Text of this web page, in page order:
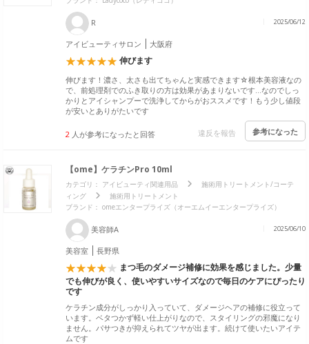
R 2025/06/12
アイビューティサロン 大阪府
伸びます
伸びます！濃さ、太さも出てちゃんと実感できます☆根本美容液なの
で、前処理剤でのふき取りの方は効果があまりないです…なのでしっ
かりとアイシャンプーで洗浄してからがおススメです！もう少し値段
が安いとありがたいです
2 人が参考になったと回答 違反を報告 参考になった
【ome】ケラチンPro 10ml
カテゴリ： アイビューティ関連用品
施術用トリートメント/コーテ
ィング
施術用トリートメント
ブランド： omeエンタープライズ（オーエムイーエンタープライズ）
美容師A 2025/06/10
美容室 長野県
まつ毛のダメージ補修に効果を感じました。少量
でも伸びが良く、使いやすいサイズなので毎日のケアにぴったり
です
ケラチン成分がしっかり入っていて、ダメージヘアの補修に役立って
います。ベタつかず軽い仕上がりなので、スタイリングの邪魔になり
ません。パサつきが抑えられてツヤが出ます。続けて使いたいアイテ
ムです